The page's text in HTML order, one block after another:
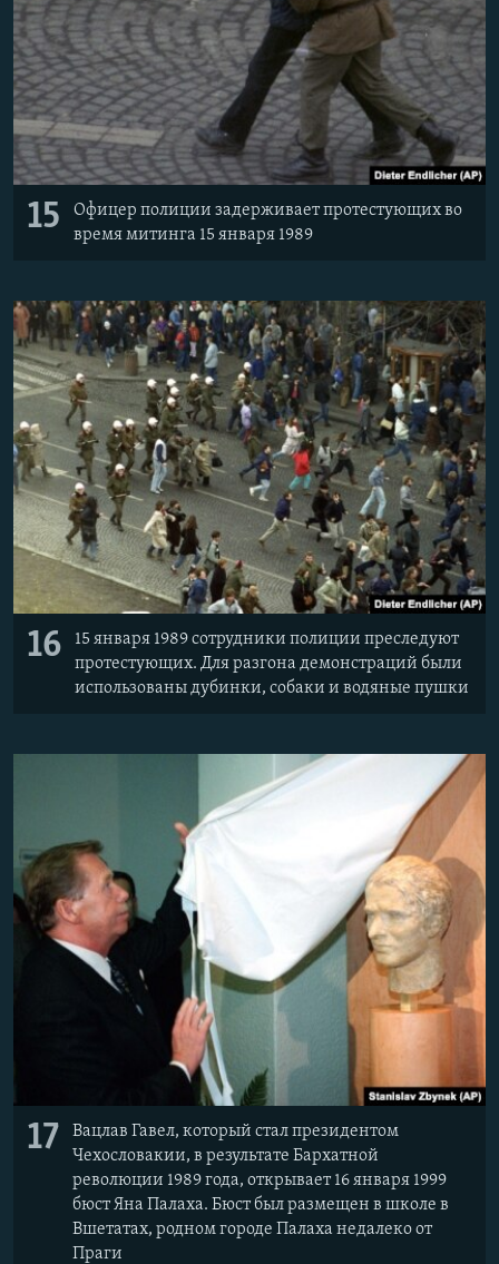
15
Офицер полиции задерживает протестующих во
время митинга 15 января 1989
16
15 января 1989 сотрудники полиции преследуют
протестующих. Для разгона демонстраций были
использованы дубинки, собаки и водяные пушки
17
Вацлав Гавел, который стал президентом
Чехословакии, в результате Бархатной
революции 1989 года, открывает 16 января 1999
бюст Яна Палаха. Бюст был размещен в школе в
Вшетатах, родном городе Палаха недалеко от
Праги